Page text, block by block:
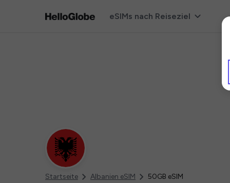
eSIMs nach Reiseziel
Startseite Albanien eSIM 50GB eSIM